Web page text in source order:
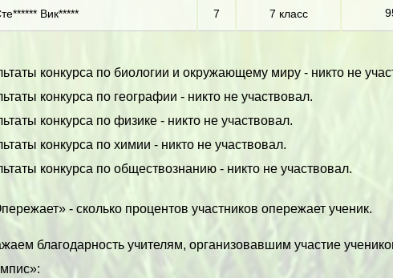
Вик***** 7 7 класс
конкурса по биологии и окружающему миру - никто не
конкурса по географии - никто не участвовал.
конкурса по физике - никто не участвовал.
конкурса по химии - никто не участвовал.
конкурса по обществознанию - никто не участвовал.
- сколько процентов участников опережает ученик.
благодарность учителям, организовавшим участие